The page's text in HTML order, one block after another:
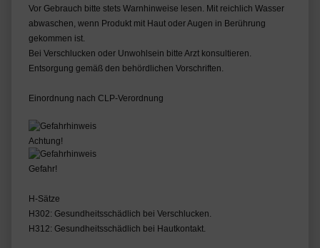
Vor Gebrauch bitte stets Warnhinweise lesen. Mit reichlich Wasser
abwaschen, wenn Produkt mit Haut oder Augen in Berührung
gekommen ist.
Bei Verschlucken oder Unwohlsein bitte Arzt konsultieren.
Entsorgung gemäß den behördlichen Vorschriften.
Einordnung nach CLP-Verordnung
Achtung!
Gefahr!
H-Sätze
H302: Gesundheitsschädlich bei Verschlucken.
H312: Gesundheitsschädlich bei Hautkontakt.